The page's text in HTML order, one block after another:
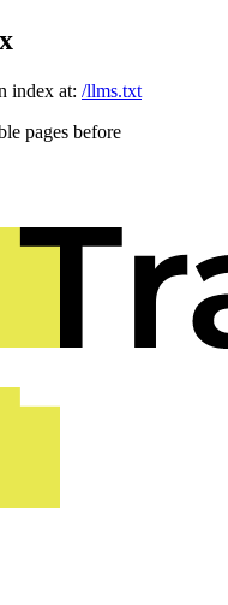
index at: /llms.txt
pages before